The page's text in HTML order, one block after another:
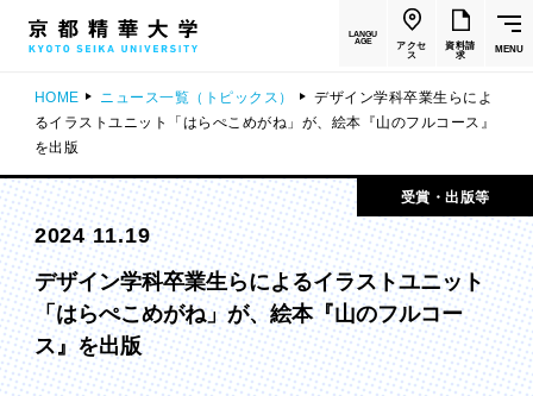
LANGU
AGE
アクセ
ス
資料請
求
MENU
HOME ニュース一覧（トピックス）
デザイン学科卒業生らによ
るイラストユニット「はらぺこめがね」が、絵本『山のフルコース』
を出版
受賞・出版等
2024 11.19
デザイン学科卒業生らによるイラストユニット
「はらぺこめがね」が、絵本『山のフルコー
ス』を出版